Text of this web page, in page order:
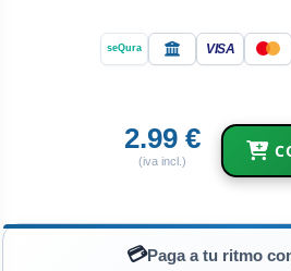
seQura VISA
2.99 €
(iva incl.)
💳Paga a tu ritmo